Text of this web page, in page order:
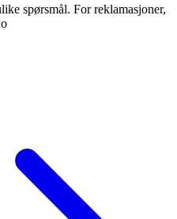
spørsmål. For reklamasjoner,